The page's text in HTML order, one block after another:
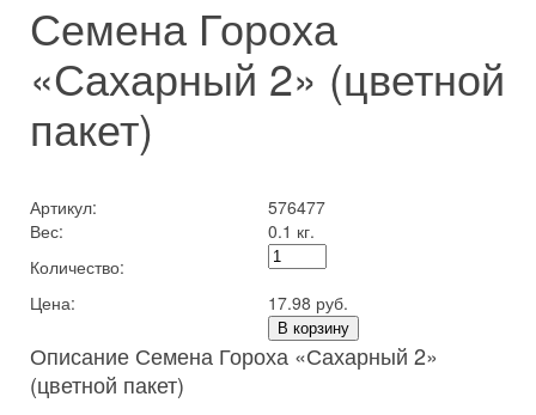
Семена Гороха
«Сахарный 2» (цветной
пакет)
Артикул:
576477
Вес:
0.1 кг.
Количество:
Цена:
17.98 руб.
В корзину
Описание Семена Гороха «Сахарный 2»
(цветной пакет)